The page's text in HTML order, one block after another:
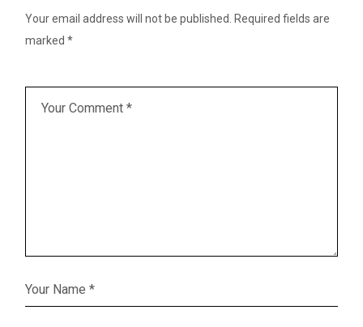
Your email address will not be published.
Required fields are
marked*